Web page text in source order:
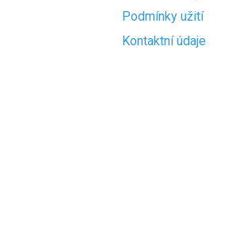
Podmínky užití
Kontaktní údaje